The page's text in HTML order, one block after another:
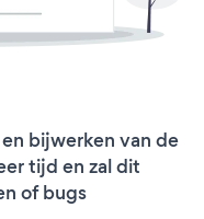
bijwerken van de
tijd en zal dit
of bugs